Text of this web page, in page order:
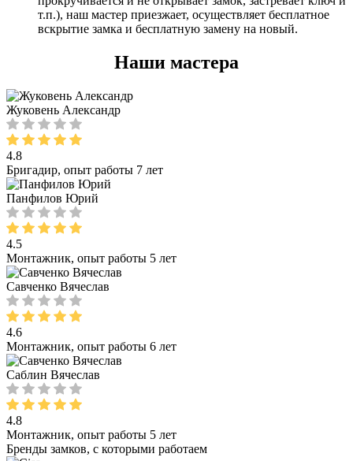
т.п.), наш мастер приезжает, осуществляет бесплатное
вскрытие замка и бесплатную замену на новый.
Наши мастера
Жуковень Александр
4.8
Бригадир, опыт работы 7 лет
Панфилов Юрий
4.5
Монтажник, опыт работы 5 лет
Савченко Вячеслав
4.6
Монтажник, опыт работы 6 лет
Саблин Вячеслав
4.8
Монтажник, опыт работы 5 лет
Бренды замков, с которыми работаем